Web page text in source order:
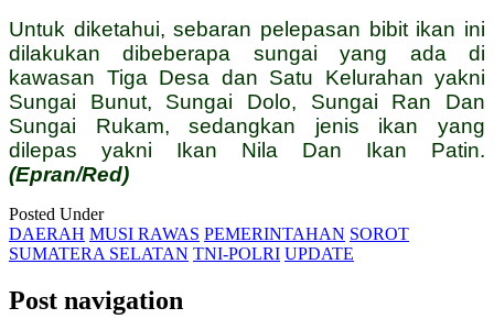
Untuk diketahui, sebaran pelepasan bibit ikan ini
dilakukan dibeberapa sungai yang ada di
kawasan Tiga Desa dan Satu Kelurahan yakni
Sungai Bunut, Sungai Dolo, Sungai Ran Dan
Sungai Rukam, sedangkan jenis ikan yang
dilepas yakni Ikan Nila Dan Ikan Patin.
(Epran/Red)
Posted Under
DAERAH MUSI RAWAS PEMERINTAHAN SOROT
SUMATERA SELATAN TNI-POLRI UPDATE
Post navigation